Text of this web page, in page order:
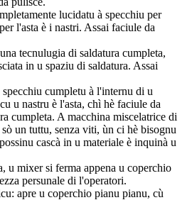
lucidatu à specchiu per
l'asta è i nastri. Assai faciule da
tecnulugia di saldatura cumpleta,
in u spaziu di saldatura. Assai
cumpletu à l'internu di u
u nastru è l'asta, chì hè faciule da
cumpleta. A macchina miscelatrice di
un tuttu, senza viti, ùn ci hè bisognu
cascà in u materiale è inquinà u
u mixer si ferma appena u coperchio
persunale di l'operatori.
apre u coperchio pianu pianu, cù